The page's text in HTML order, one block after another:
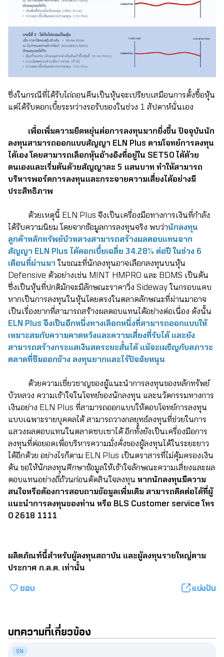
ซึ่งในกรณีที่ได้รับไถ่ถอนคืนเป็นหุ้นจะเปรียบเสมือนการตั้งซื้อหุ้น
แต่ได้รับดอกเบี้ยระหว่างรอรับของในช่วง 1 สัปดาห์นั่นเอง
เพื่อเพิ่มความยืดหยุ่นต่อการลงทุนมากยิ่งขึ้น ปัจจุบันนัก
ลงทุนสามารถออกแบบสัญญา ELN Plus ตามโจทย์การลงทุน
ได้เอง โดยสามารถเลือกหุ้นอ้างอิงที่อยู่ใน SET50 ได้ด้วย
ตนเองและเริ่มต้นด้วยสัญญาละ 5 แสนบาท ทำให้สามารถ
บริหารพอร์ตการลงทุนและกระจายความเสี่ยงได้อย่างมี
ประสิทธิภาพ
ด้วยเหตุนี้ ELN Plus จึงเป็นเครื่องมือทางการเงินที่กำลัง
ได้รับความนิยม โดยจากข้อมูลการลงทุนจริง พบว่านักลงทุน
ลูกค้าหลักทรัพย์บัวหลวงสามารถสร้างผลตอบแทนจาก
สัญญา ELN Plus ได้ดอกเบี้ยเฉลี่ย 34.28% ต่อปี ในช่วง 6
เดือนที่ผ่านมาในขณะที่นักลงทุนอาจเลือกลงทุนบนหุ้น
Defensive ตัวอย่างเช่น MINT HMPRO และ BDMS เป็นต้น
ซึ่งเป็นหุ้นที่ปกติมักจะมีลักษณะราคาวิ่ง Sideway ในกรอบแคบ
หากเป็นการลงทุนในหุ้นโดยตรงในตลาดลักษณะที่ผ่านมาอาจ
เป็นเรื่องยากที่สามารถสร้างผลตอบแทนได้อย่างต่อเนื่อง ดังนั้น
ELN Plus จึงเป็นอีกหนึ่งทางเลือกหนึ่งที่สามารถออกแบบให้
เหมาะสมกับความคาดหวังและความเสี่ยงที่รับได้ และยัง
สามารถสร้างกระแสเงินสดระยะสั้นได้ แม้จะเผชิญกับสภาวะ
ตลาดที่ซึมออกข้าง ลงทุนยากและไร้ปัจจัยหนุน
ด้วยความเชี่ยวชาญของผู้แนะนำการลงทุนของหลักทรัพย์
บัวหลวง ความเข้าใจในโจทย์ของนักลงทุน และนวัตกรรมทางการ
เงินอย่าง ELN Plus ที่สามารถออกแบบให้ตอบโจทย์การลงทุน
แบบเฉพาะรายบุคคลได้ สามารถวางกลยุทธ์ลงทุนที่ช่วยในการ
แสวงผลตอบแทนในตลาดซบเซาได้ อีกทั้งยังเป็นเครื่องมือการ
ลงทุนที่ต่อยอดเพื่อบริหารความมั่งคั่งของผู้ลงทุนได้ในระยะยาว
ได้อีกด้วย อย่างไรก็ตาม ELN Plus เป็นตราสารที่ไม่คุ้มครองเงิน
ต้น ขอให้นักลงทุนศึกษาข้อมูลให้เข้าใจลักษณะความเสี่ยงและผล
ตอบแทนอย่างถี่ถ้วนก่อนตัดสินใจลงทุนหากนักลงทุนมีความ
สนใจหรือต้องการสอบถามข้อมูลเพิ่มเติม สามารถติดต่อได้ที่ผู้
แนะนำการลงทุนของท่าน หรือ BLS Customer service โทร
0 2618 1111
ผลิตภัณฑ์นี้สำหรับผู้ลงทุนสถาบัน และผู้ลงทุนรายใหญ่ตาม
ประกาศ ก.ล.ต. เท่านั้น
ชอบ แบ่งปัน
บทความที่เกี่ยวข้อง
SN